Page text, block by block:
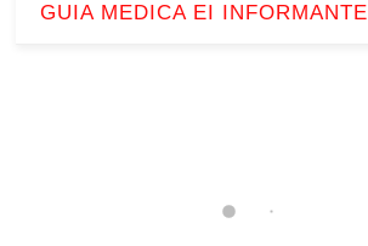
GUIA MEDICA EI INFORMANTE